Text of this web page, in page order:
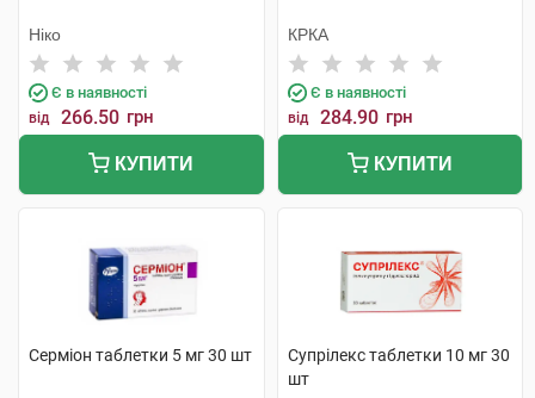
Ніко
Є в наявності
від 266.50 грн
КУПИТИ
КРКА
Є в наявності
від 284.90 грн
КУПИТИ
Серміон таблетки 5 мг 30 шт
Супрілекс таблетки 10 мг 30
шт